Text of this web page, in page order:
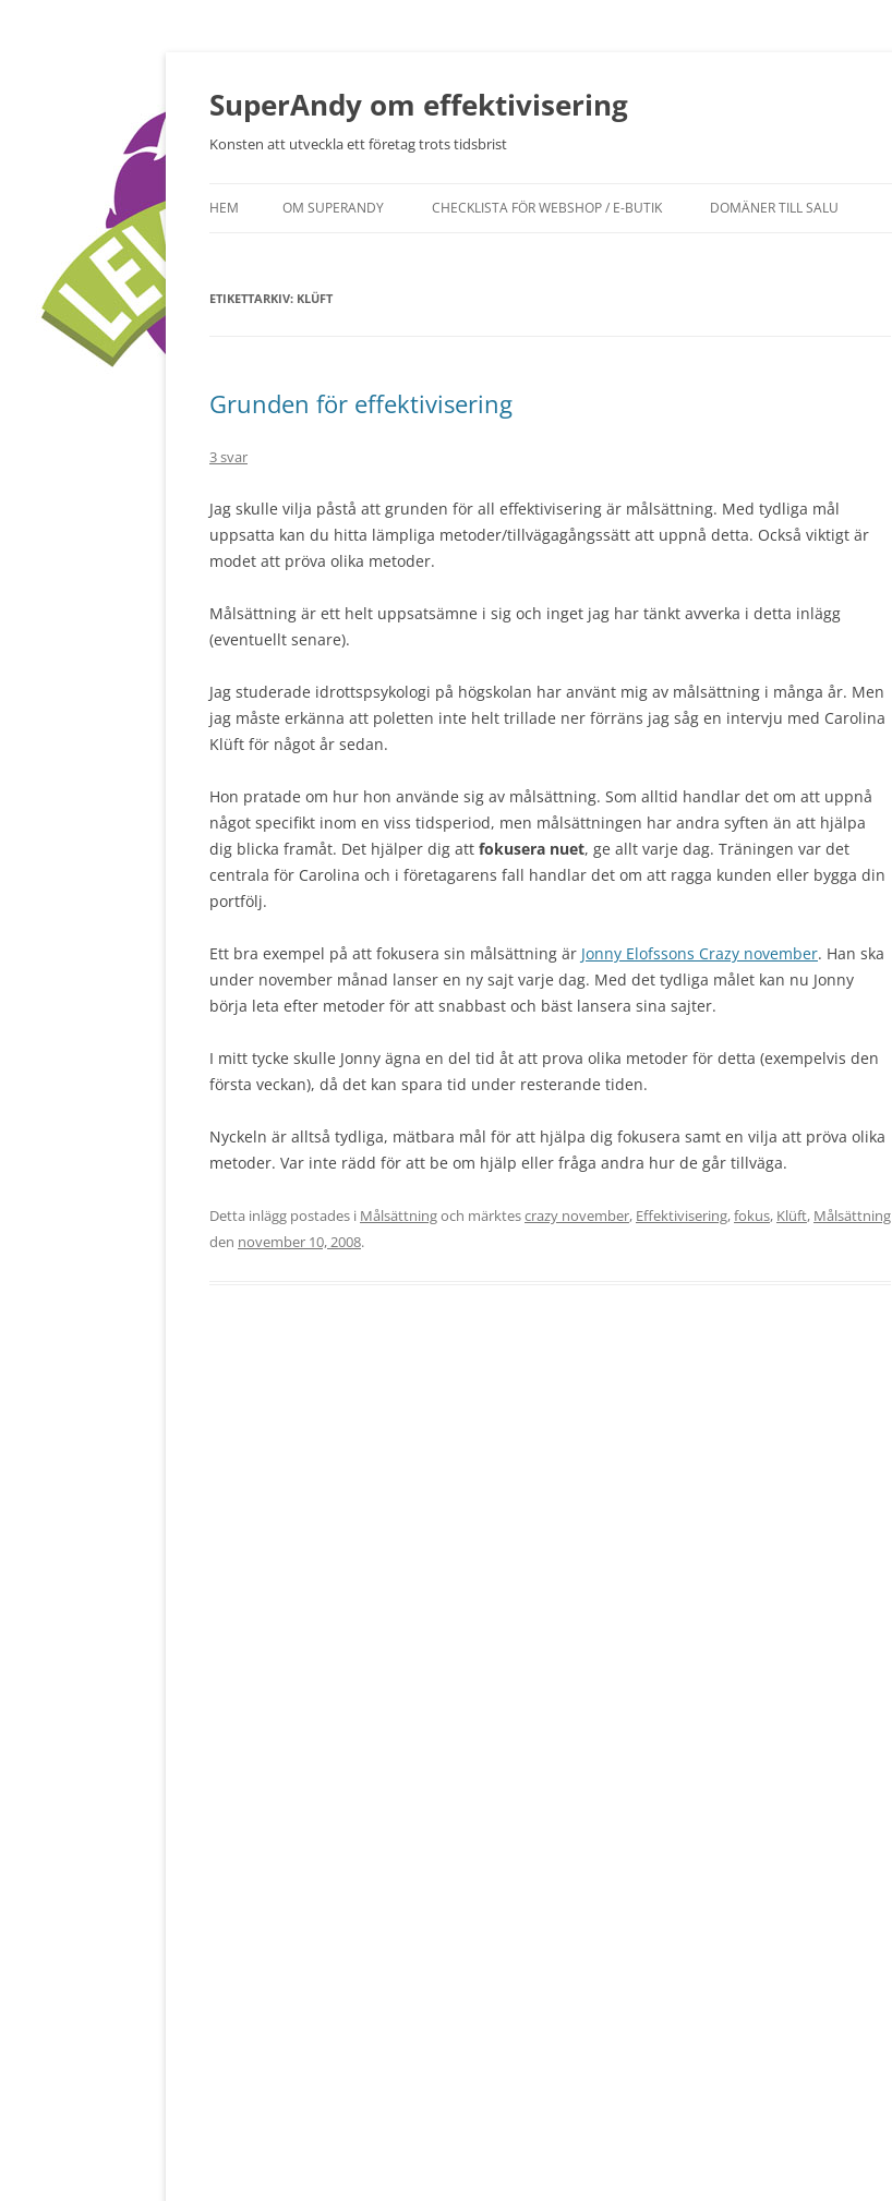
SuperAndy om effektivisering
Konsten att utveckla ett företag trots tidsbrist
HEM OM SUPERANDY CHECKLISTA FÖR WEBSHOP / E-BUTIK DOMÄNER TILL SALU
ETIKETTARKIV: KLÜFT
Grunden för effektivisering
3 svar
Jag skulle vilja påstå att grunden för all effektivisering är målsättning. Med tydliga mål
uppsatta kan du hitta lämpliga metoder/tillvägagångssätt att uppnå detta. Också viktigt är
modet att pröva olika metoder.
Målsättning är ett helt uppsatsämne i sig och inget jag har tänkt avverka i detta inlägg
(eventuellt senare).
Jag studerade idrottspsykologi på högskolan har använt mig av målsättning i många år. Men
jag måste erkänna att poletten inte helt trillade ner förräns jag såg en intervju med Carolina
Klüft för något år sedan.
Hon pratade om hur hon använde sig av målsättning. Som alltid handlar det om att uppnå
något specifikt inom en viss tidsperiod, men målsättningen har andra syften än att hjälpa
dig blicka framåt. Det hjälper dig att fokusera nuet, ge allt varje dag. Träningen var det
centrala för Carolina och i företagarens fall handlar det om att ragga kunden eller bygga din
portfölj.
Ett bra exempel på att fokusera sin målsättning är Jonny Elofssons Crazy november. Han ska
under november månad lanser en ny sajt varje dag. Med det tydliga målet kan nu Jonny
börja leta efter metoder för att snabbast och bäst lansera sina sajter.
I mitt tycke skulle Jonny ägna en del tid åt att prova olika metoder för detta (exempelvis den
första veckan), då det kan spara tid under resterande tiden.
Nyckeln är alltså tydliga, mätbara mål för att hjälpa dig fokusera samt en vilja att pröva olika
metoder. Var inte rädd för att be om hjälp eller fråga andra hur de går tillväga.
Detta inlägg postades i Målsättningoch märktescrazy november, Effektivisering,fokus, Klüft, Målsättning
den november 10, 2008.